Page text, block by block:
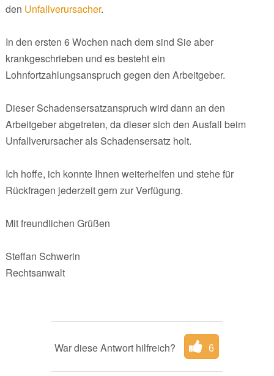
den Unfallverursacher.
In den ersten 6 Wochen nach dem sind Sie aber
krankgeschrieben und es besteht ein
Lohnfortzahlungsanspruch gegen den Arbeitgeber.
Dieser Schadensersatzanspruch wird dann an den
Arbeitgeber abgetreten, da dieser sich den Ausfall beim
Unfallverursacher als Schadensersatz holt.
Ich hoffe, ich konnte Ihnen weiterhelfen und stehe für
Rückfragen jederzeit gern zur Verfügung.
Mit freundlichen Grüßen
Steffan Schwerin
Rechtsanwalt
War diese Antwort hilfreich? 6